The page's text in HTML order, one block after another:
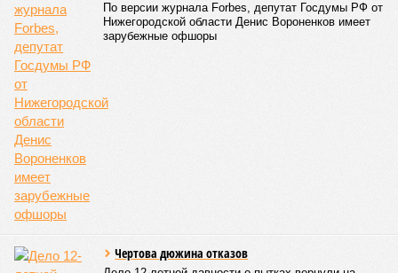
По версии журнала Forbes, депутат Госдумы РФ от
Нижегородской области Денис Вороненков имеет
зарубежные офшоры
Чертова дюжина отказов